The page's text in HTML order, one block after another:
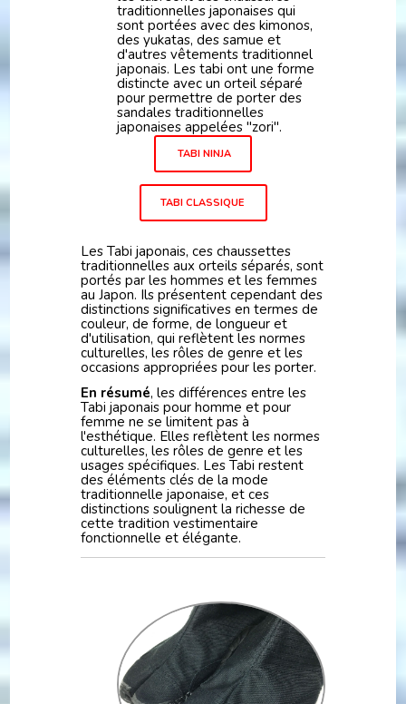
traditionnelles japonaises qui
sont portées avec des kimonos,
des yukatas, des samue et
d'autres vêtements traditionnel
japonais. Les tabi ont une forme
distincte avec un orteil séparé
pour permettre de porter des
sandales traditionnelles
japonaises appelées "zori".
TABI NINJA
TABI CLASSIQUE
Les Tabi japonais, ces chaussettes
traditionnelles aux orteils séparés, sont
portés par les hommes et les femmes
au Japon. Ils présentent cependant des
distinctions significatives en termes de
couleur, de forme, de longueur et
d'utilisation, qui reflètent les normes
culturelles, les rôles de genre et les
occasions appropriées pour les porter.
En résumé, les différences entre les
Tabi japonais pour homme et pour
femme ne se limitent pas à
l'esthétique. Elles reflètent les normes
culturelles, les rôles de genre et les
usages spécifiques. Les Tabi restent
des éléments clés de la mode
traditionnelle japonaise, et ces
distinctions soulignent la richesse de
cette tradition vestimentaire
fonctionnelle et élégante.